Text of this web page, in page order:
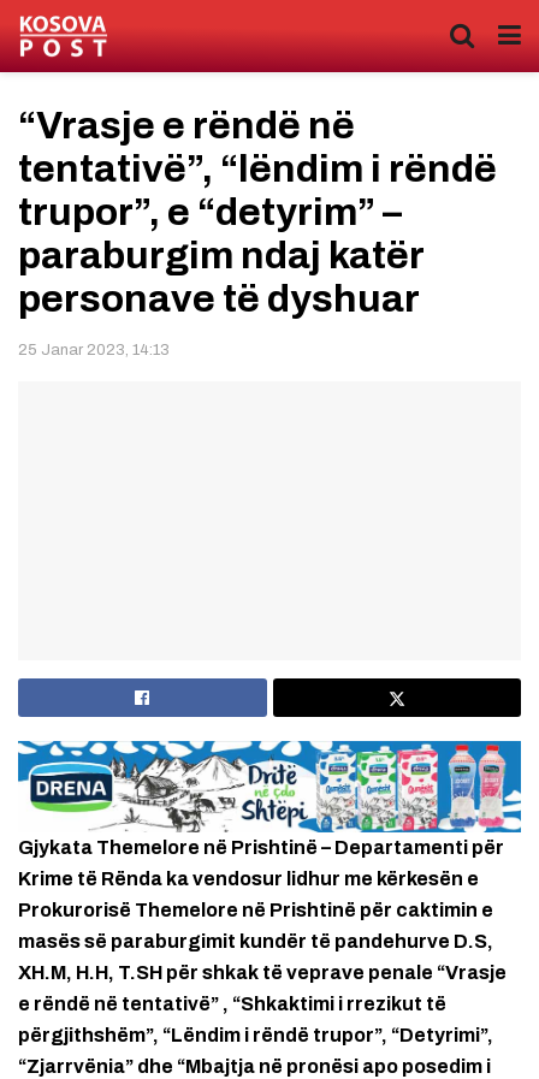
“Vrasje e rëndë në
tentativë”, “lëndim i rëndë
trupor”, e “detyrim” –
paraburgim ndaj katër
personave të dyshuar
25 Janar 2023, 14:13
Gjykata Themelore në Prishtinë – Departamenti për
Krime të Rënda ka vendosur lidhur me kërkesën e
Prokurorisë Themelore në Prishtinë për caktimin e
masës së paraburgimit kundër të pandehurve D.S,
XH.M, H.H, T.SH për shkak të veprave penale “Vrasje
e rëndë në tentativë” , “Shkaktimi i rrezikut të
përgjithshëm”, “Lëndim i rëndë trupor”, “Detyrimi”,
“Zjarrvënia” dhe “Mbajtja në pronësi apo posedim i